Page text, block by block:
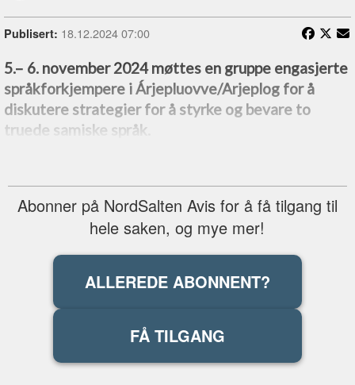
Publisert: 18.12.2024 07:00
5.–⁠ 6. november 2024 møttes en gruppe engasjerte
språkforkjempere i Árjepluovve/Arjeplog for å
diskutere strategier for å styrke og bevare to
truede samiske språk.
Abonner på NordSalten Avis for å få tilgang til
hele saken, og mye mer!
ALLEREDE ABONNENT?
FÅ TILGANG